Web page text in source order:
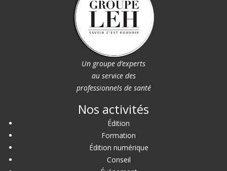
Un groupe d’experts
au service des
professionnels de santé
Nos activités
Édition
Formation
Édition numérique
Conseil